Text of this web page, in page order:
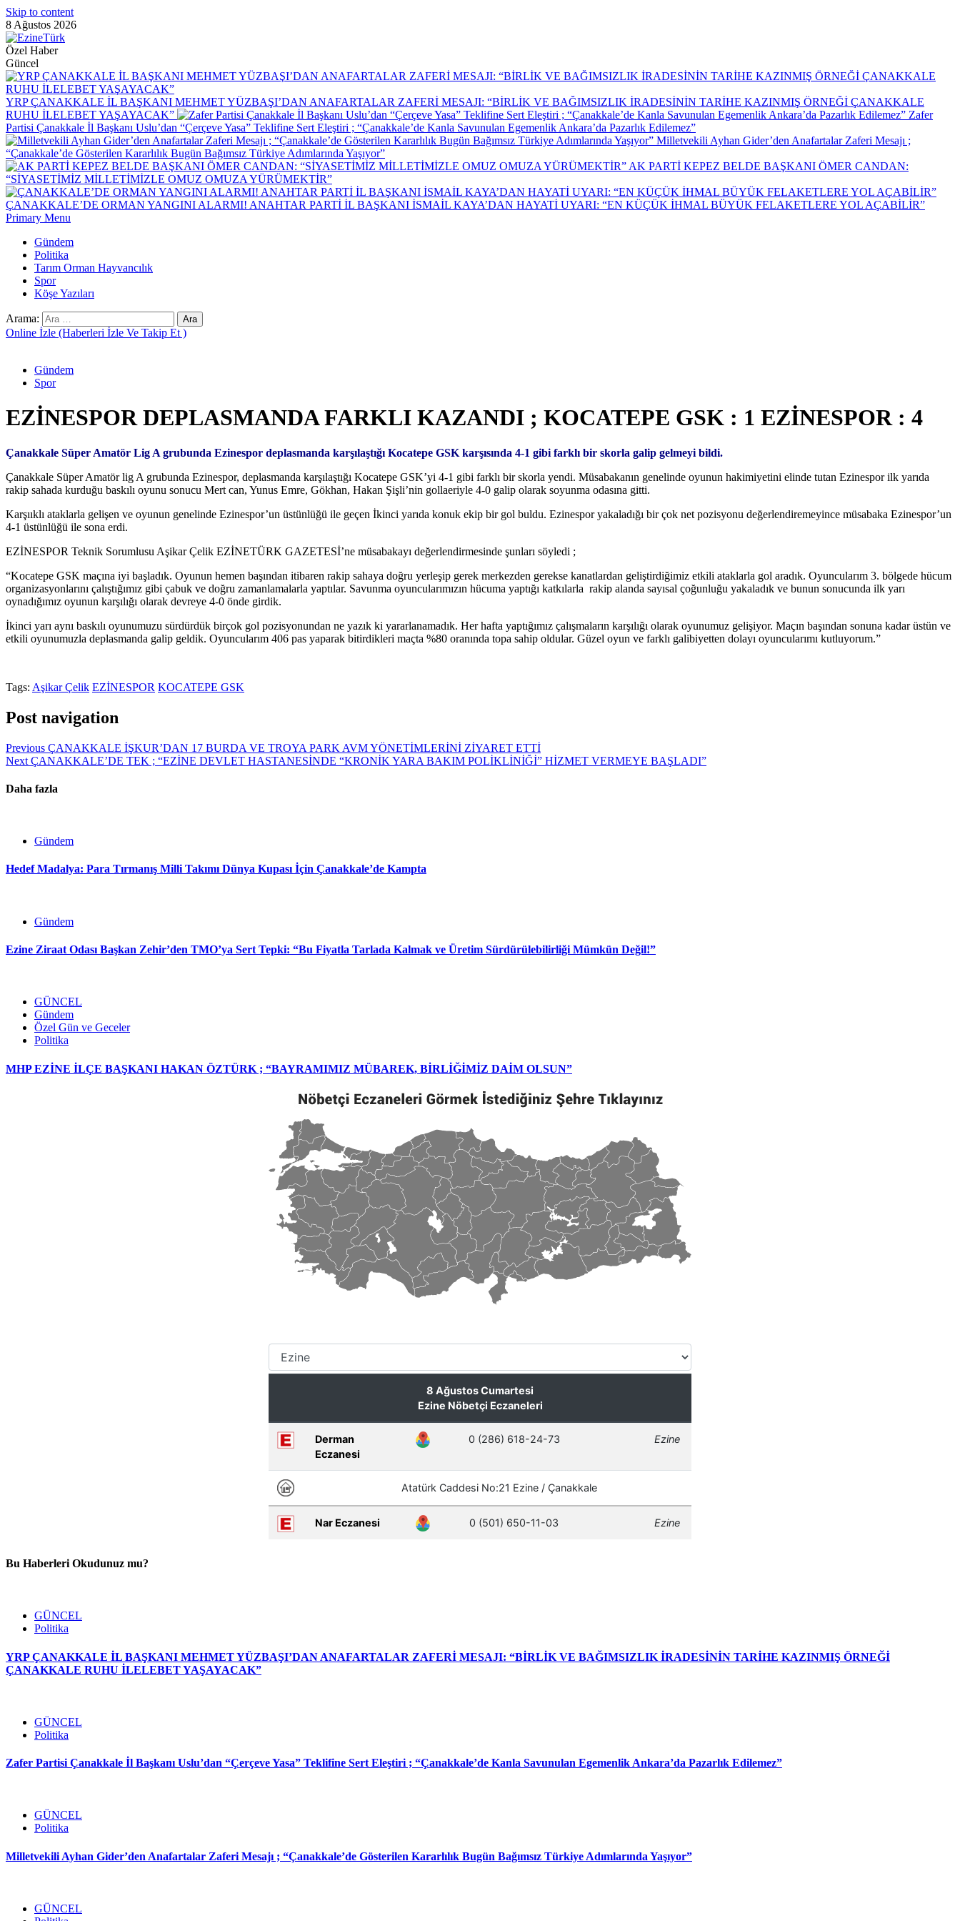
Skip to content
8 Ağustos 2026
Özel Haber
Güncel
YRP ÇANAKKALE İL BAŞKANI MEHMET YÜZBAŞI’DAN ANAFARTALAR ZAFERİ MESAJI: “BİRLİK VE BAĞIMSIZLIK İRADESİNİN TARİHE KAZINMIŞ ÖRNEĞİ ÇANAKKALE
RUHU İLELEBET YAŞAYACAK”
Zafer
Partisi Çanakkale İl Başkanı Uslu’dan “Çerçeve Yasa” Teklifine Sert Eleştiri ; “Çanakkale’de Kanla Savunulan Egemenlik Ankara’da Pazarlık Edilemez”
Milletvekili Ayhan Gider’den Anafartalar Zaferi Mesajı ;
“Çanakkale’de Gösterilen Kararlılık Bugün Bağımsız Türkiye Adımlarında Yaşıyor”
AK PARTİ KEPEZ BELDE BAŞKANI ÖMER CANDAN:
“SİYASETİMİZ MİLLETİMİZLE OMUZ OMUZA YÜRÜMEKTİR”
ÇANAKKALE’DE ORMAN YANGINI ALARMI! ANAHTAR PARTİ İL BAŞKANI İSMAİL KAYA’DAN HAYATİ UYARI: “EN KÜÇÜK İHMAL BÜYÜK FELAKETLERE YOL AÇABİLİR”
Primary Menu
Gündem
Politika
Tarım Orman Hayvancılık
Spor
Köşe Yazıları
Arama:
Online İzle (Haberleri İzle Ve Takip Et )
Gündem
Spor
EZİNESPOR DEPLASMANDA FARKLI KAZANDI ; KOCATEPE GSK : 1 EZİNESPOR : 4
Çanakkale Süper Amatör Lig A grubunda Ezinespor deplasmanda karşılaştığı Kocatepe GSK karşısında 4-1 gibi farklı bir skorla galip gelmeyi bildi.
Çanakkale Süper Amatör lig A grubunda Ezinespor, deplasmanda karşılaştığı Kocatepe GSK’yi 4-1 gibi farklı bir skorla yendi. Müsabakanın genelinde oyunun hakimiyetini elinde tutan Ezinespor ilk yarıda
rakip sahada kurduğu baskılı oyunu sonucu Mert can, Yunus Emre, Gökhan, Hakan Şişli’nin gollaeriyle 4-0 galip olarak soyunma odasına gitti.
Karşııklı ataklarla gelişen ve oyunun genelinde Ezinespor’un üstünlüğü ile geçen İkinci yarıda konuk ekip bir gol buldu. Ezinespor yakaladığı bir çok net pozisyonu değerlendiremeyince müsabaka Ezinespor’un
4-1 üstünlüğü ile sona erdi.
EZİNESPOR Teknik Sorumlusu Aşikar Çelik EZİNETÜRK GAZETESİ’ne müsabakayı değerlendirmesinde şunları söyledi ;
“Kocatepe GSK maçına iyi başladık. Oyunun hemen başından itibaren rakip sahaya doğru yerleşip gerek merkezden gerekse kanatlardan geliştirdiğimiz etkili ataklarla gol aradık. Oyuncularım 3. bölgede hücum
organizasyonlarını çalıştığımız gibi çabuk ve doğru zamanlamalarla yaptılar. Savunma oyuncularımızın hücuma yaptığı katkılarla rakip alanda sayısal çoğunluğu yakaladık ve bunun sonucunda ilk yarı
oynadığımız oyunun karşılığı olarak devreye 4-0 önde girdik.
İkinci yarı aynı baskılı oyunumuzu sürdürdük birçok gol pozisyonundan ne yazık ki yararlanamadık. Her hafta yaptığımız çalışmaların karşılığı olarak oyunumuz gelişiyor. Maçın başından sonuna kadar üstün ve
etkili oyunumuzla deplasmanda galip geldik. Oyuncularım 406 pas yaparak bitirdikleri maçta %80 oranında topa sahip oldular. Güzel oyun ve farklı galibiyetten dolayı oyuncularımı kutluyorum.”
Tags: Aşikar Çelik EZİNESPOR KOCATEPE GSK
Post navigation
Previous ÇANAKKALE İŞKUR’DAN 17 BURDA VE TROYA PARK AVM YÖNETİMLERİNİ ZİYARET ETTİ
Next ÇANAKKALE’DE TEK ; “EZİNE DEVLET HASTANESİNDE “KRONİK YARA BAKIM POLİKLİNİĞİ” HİZMET VERMEYE BAŞLADI”
Daha fazla
Gündem
Hedef Madalya: Para Tırmanış Milli Takımı Dünya Kupası İçin Çanakkale’de Kampta
Gündem
Ezine Ziraat Odası Başkan Zehir’den TMO’ya Sert Tepki: “Bu Fiyatla Tarlada Kalmak ve Üretim Sürdürülebilirliği Mümkün Değil!”
GÜNCEL
Gündem
Özel Gün ve Geceler
Politika
MHP EZİNE İLÇE BAŞKANI HAKAN ÖZTÜRK ; “BAYRAMIMIZ MÜBAREK, BİRLİĞİMİZ DAİM OLSUN”
Bu Haberleri Okudunuz mu?
GÜNCEL
Politika
YRP ÇANAKKALE İL BAŞKANI MEHMET YÜZBAŞI’DAN ANAFARTALAR ZAFERİ MESAJI: “BİRLİK VE BAĞIMSIZLIK İRADESİNİN TARİHE KAZINMIŞ ÖRNEĞİ
ÇANAKKALE RUHU İLELEBET YAŞAYACAK”
GÜNCEL
Politika
Zafer Partisi Çanakkale İl Başkanı Uslu’dan “Çerçeve Yasa” Teklifine Sert Eleştiri ; “Çanakkale’de Kanla Savunulan Egemenlik Ankara’da Pazarlık Edilemez”
GÜNCEL
Politika
Milletvekili Ayhan Gider’den Anafartalar Zaferi Mesajı ; “Çanakkale’de Gösterilen Kararlılık Bugün Bağımsız Türkiye Adımlarında Yaşıyor”
GÜNCEL